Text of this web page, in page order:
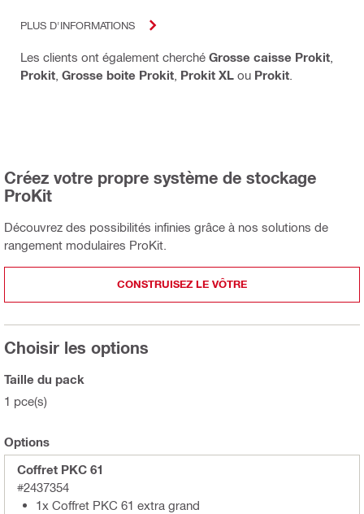
PLUS D'INFORMATIONS
Les clients ont également cherché Grosse caisse Prokit
Prokit Grosse boite Prokit Prokit XL ou Prokit
Créez votre propre système de stockage
ProKit
Découvrez des possibilités infinies grâce à nos solutions de
rangement modulaires ProKit.
CONSTRUISEZ LE VÔTRE
Choisir les options
Taille du pack
1 pce(s)
Options
Coffret PKC 61
#2437354
1x Coffret PKC 61 extra grand